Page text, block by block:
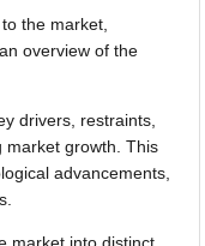
the market,
overview of the
drivers, restraints,
market growth. This
advancements,